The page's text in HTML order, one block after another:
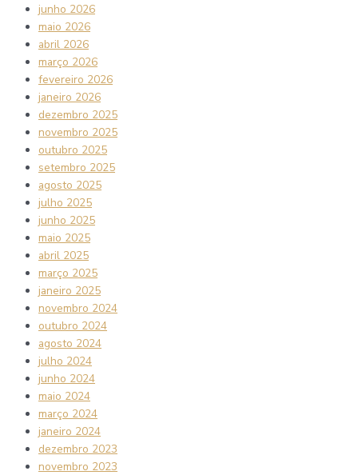
junho 2026
maio 2026
abril 2026
março 2026
fevereiro 2026
janeiro 2026
dezembro 2025
novembro 2025
outubro 2025
setembro 2025
agosto 2025
julho 2025
junho 2025
maio 2025
abril 2025
março 2025
janeiro 2025
novembro 2024
outubro 2024
agosto 2024
julho 2024
junho 2024
maio 2024
março 2024
janeiro 2024
dezembro 2023
novembro 2023